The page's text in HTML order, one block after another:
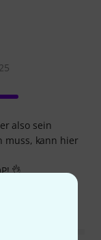
also sein
muss, kann hier
👌